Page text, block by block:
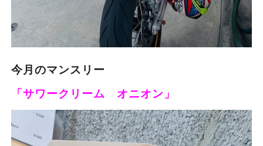
今月のマンスリー
「サワークリーム オニオン」